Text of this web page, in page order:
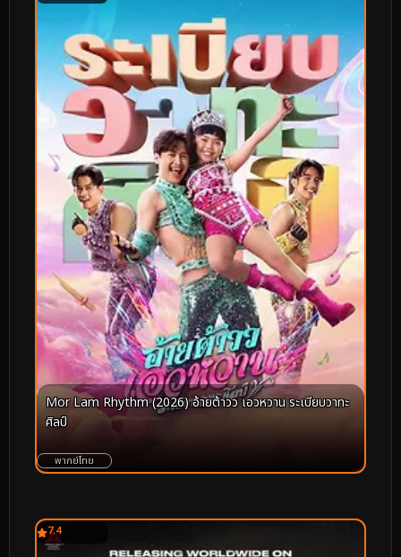
Mor Lam Rhythm (2026) อ้ายต้าวว เอวหวาน ระเบียบวาทะ
ศิลป์
พากย์ไทย
7.4